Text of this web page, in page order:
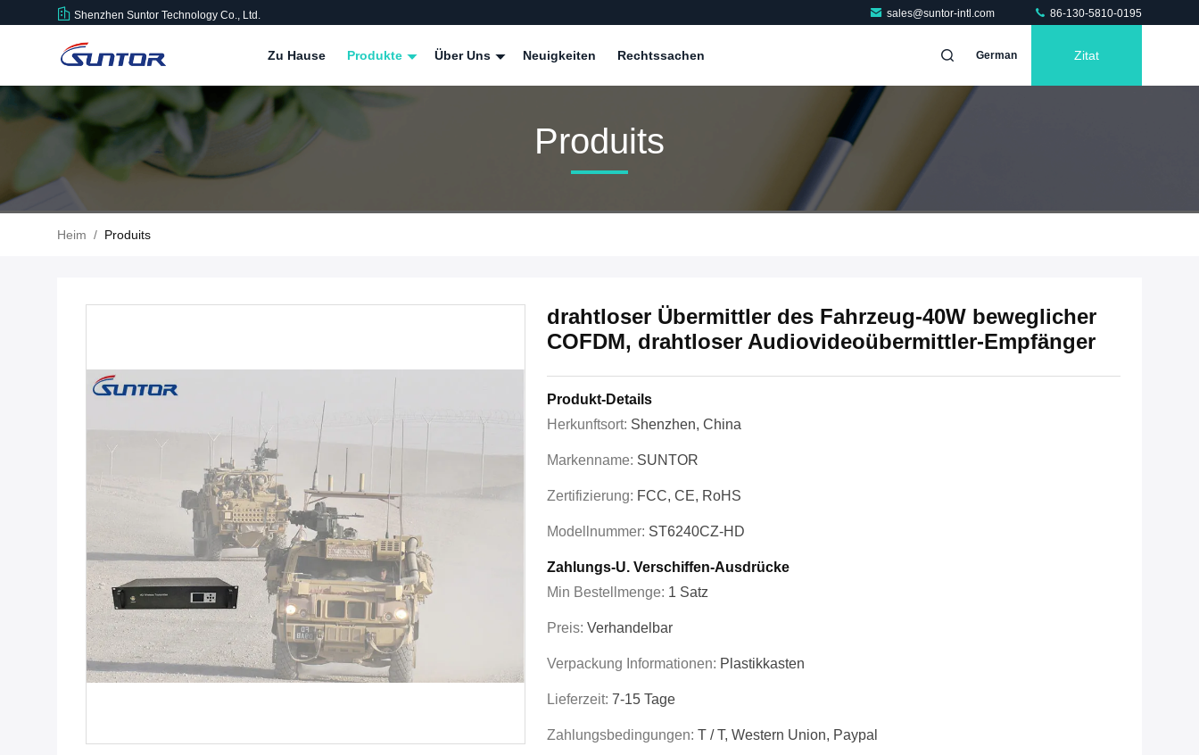
Shenzhen Suntor Technology Co., Ltd. sales@suntor-intl.com 86-130-5810-0195
Zu Hause Produkte Über Uns Neuigkeiten Rechtssachen German Zitat
Produits
Heim / Produits
drahtloser Übermittler des Fahrzeug-40W beweglicher
COFDM, drahtloser Audiovideoübermittler-Empfänger
Produkt-Details
Herkunftsort: Shenzhen, China
Markenname: SUNTOR
Zertifizierung: FCC, CE, RoHS
Modellnummer: ST6240CZ-HD
Zahlungs-U. Verschiffen-Ausdrücke
Min Bestellmenge: 1 Satz
Preis: Verhandelbar
Verpackung Informationen: Plastikkasten
Lieferzeit: 7-15 Tage
Zahlungsbedingungen: T / T, Western Union, Paypal